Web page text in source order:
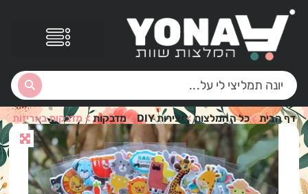
דף הבית>כל ההמלצות>יצירות DIY >מדבקות > מדבקות באריזות